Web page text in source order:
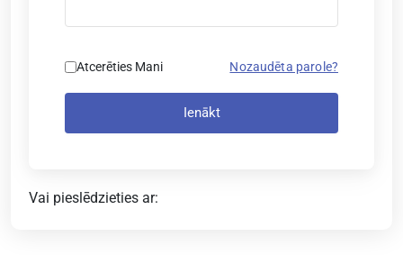
Atcerēties Mani Nozaudēta parole?
Ienākt
Vai pieslēdzieties ar: